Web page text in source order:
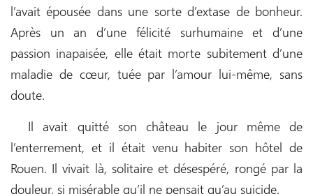
l’avait épousée dans une sorte d’extase de bonheur.
Après un an d’une félicité surhumaine et d’une
passion inapaisée, elle était morte subitement d’une
maladie de cœur, tuée par l’amour lui-même, sans
doute.
Il avait quitté son château le jour même de
l’enterrement, et il était venu habiter son hôtel de
Rouen. Il vivait là, solitaire et désespéré, rongé par la
douleur, si misérable qu’il ne pensait qu’au suicide.